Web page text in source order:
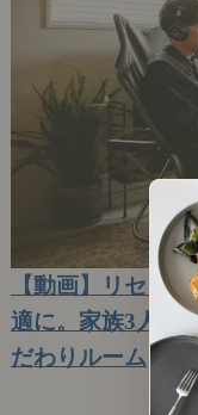
【動画】リセノ
適に。家族3人暮
だわりルーム